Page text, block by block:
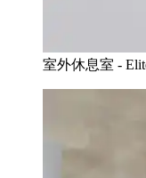
室外休息室 -